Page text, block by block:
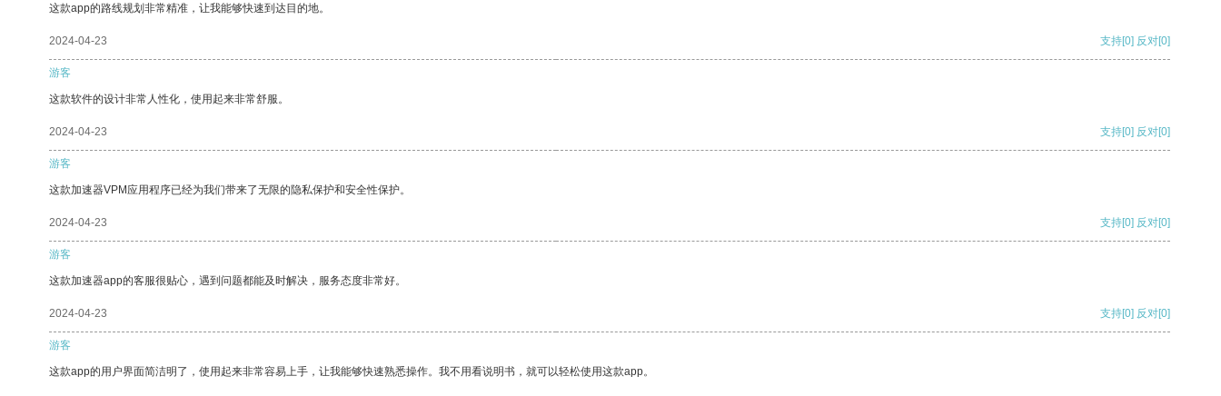
这款app的路线规划非常精准，让我能够快速到达目的地。
2024-04-23 支持[0] 反对[0]
游客
这款软件的设计非常人性化，使用起来非常舒服。
2024-04-23 支持[0] 反对[0]
游客
这款加速器VPM应用程序已经为我们带来了无限的隐私保护和安全性保护。
2024-04-23 支持[0] 反对[0]
游客
这款加速器app的客服很贴心，遇到问题都能及时解决，服务态度非常好。
2024-04-23 支持[0] 反对[0]
游客
这款app的用户界面简洁明了，使用起来非常容易上手，让我能够快速熟悉操作。我不用看说明书，就可以轻松使用这款app。